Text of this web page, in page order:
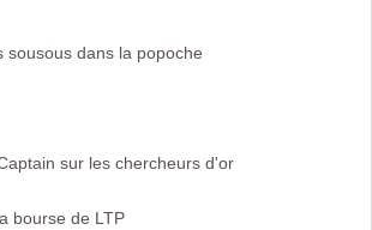
sousous dans la popoche
sur les chercheurs d'or
bourse de LTP